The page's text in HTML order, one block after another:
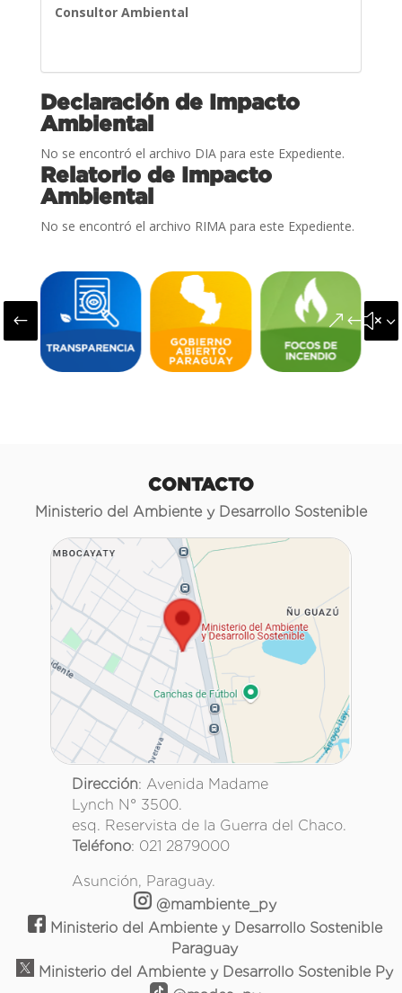
Consultor Ambiental
Declaración de Impacto
Ambiental
No se encontró el archivo DIA para este Expediente.
Relatorio de Impacto
Ambiental
No se encontró el archivo RIMA para este Expediente.
#
CONTACTO
Ministerio del Ambiente y Desarrollo Sostenible
Dirección: Avenida Madame
Lynch N° 3500.
esq. Reservista de la Guerra del Chaco.
Teléfono: 021 2879000
Asunción, Paraguay.
@mambiente_py
Ministerio del Ambiente y Desarrollo Sostenible
Paraguay
Ministerio del Ambiente y Desarrollo Sostenible Py